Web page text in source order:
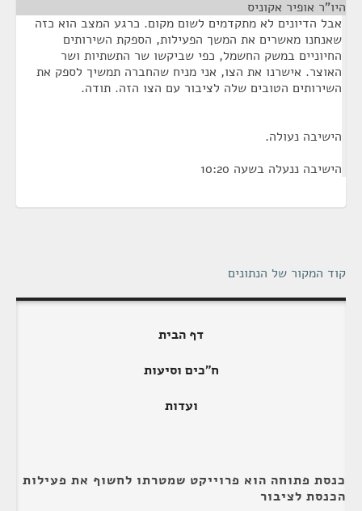
היו”ר אופיר אקוניס
אבל הדיונים לא מתקדמים לשום מקום. כרגע המצב הוא כזה
שאנחנו מאשרים את המשך הפעילות, הספקת השירותים
החיוניים במשק החשמל, כפי שביקשו שר התשתיות ושר
האוצר. אישרנו את הצו, אני מניח שהחברה תמשיך לספק את
השירותים הטובים שלה לציבור עם הצו הזה. תודה.
הישיבה נעולה.
הישיבה ננעלה בשעה 10:20
קוד המקור של הנתונים
דף הבית
ח"כים וסיעות
ועדות
כנסת פתוחה הוא פרוייקט שמטרתו לחשוף את פעילות
הכנסת לציבור